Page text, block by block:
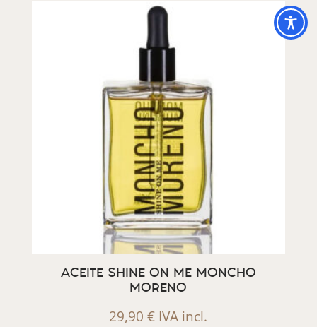
ACEITE SHINE ON ME MONCHO
MORENO
29,90€ IVA incl.